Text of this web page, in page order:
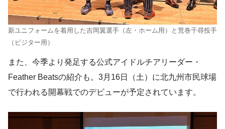
新ユニフォームを着用した吉岡翼選手（左・ホーム用）と荒巻千尋投手
（ビジター用）
また、今季より発足する公式アイドルチアリーダー・
Feather Beatsの紹介も。3月16日（土）に北九州市民球場
で行われる開幕戦でのデビューが予定されています。